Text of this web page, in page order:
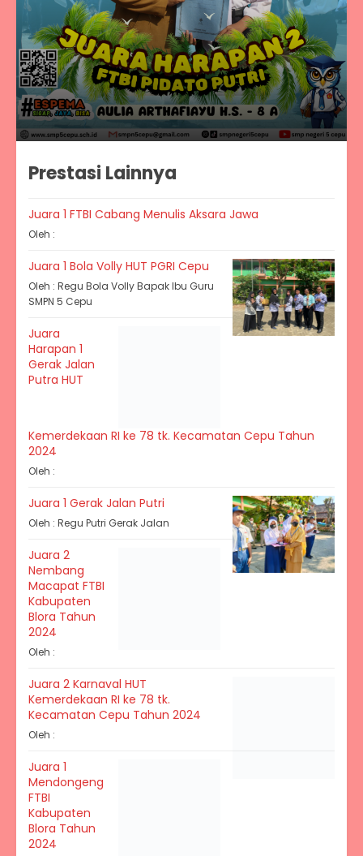
Prestasi Lainnya
Juara 1 FTBI Cabang Menulis Aksara Jawa
Oleh :
Juara 1 Bola Volly HUT PGRI Cepu
Oleh : Regu Bola Volly Bapak Ibu Guru
SMPN 5 Cepu
Juara
Harapan 1
Gerak Jalan
Putra HUT
Kemerdekaan RI ke 78 tk. Kecamatan Cepu Tahun
2024
Oleh :
Juara 1 Gerak Jalan Putri
Oleh : Regu Putri Gerak Jalan
Juara 2
Nembang
Macapat FTBI
Kabupaten
Blora Tahun
2024
Oleh :
Juara 2 Karnaval HUT
Kemerdekaan RI ke 78 tk.
Kecamatan Cepu Tahun 2024
Oleh :
Juara 1
Mendongeng
FTBI
Kabupaten
Blora Tahun
2024